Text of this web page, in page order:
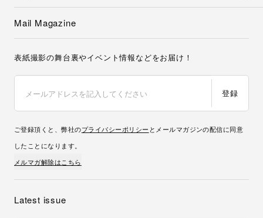
Mail Magazine
表紙撮影の舞台裏やイベント情報などをお届け！
登録
ご登録頂くと、弊社のプライバシーポリシー とメールマガジンの配信に同意
したことになります。
メルマガ解除はこちら
Latest issue